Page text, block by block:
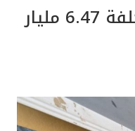
وزير الإسكان: تنفيذ 60 مشروعا تنمويا بالوادى الجديد بتكلفة 6.47 مليار